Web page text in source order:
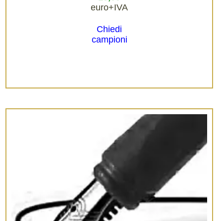
euro+IVA
Chiedi
campioni